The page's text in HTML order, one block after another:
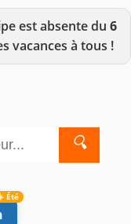
est absente du 6
vacances à tous !
🔍